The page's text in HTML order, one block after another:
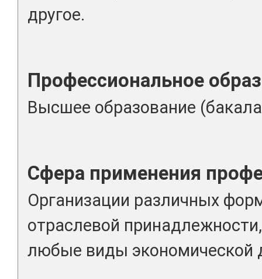
другое.
Профессиональное
Высшее образование
Сфера применения
Организации различных
отраслевой
любые виды экономической